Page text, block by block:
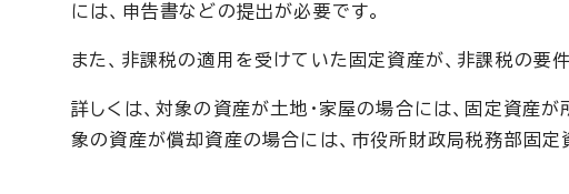
には、申告書などの提出が必要です。
また、非課税の適用を受けていた固定資産が、非課税の要
詳しくは、対象の資産が土地・家屋の場合には、固定資産
象の資産が償却資産の場合には、市役所財政局税務部固定